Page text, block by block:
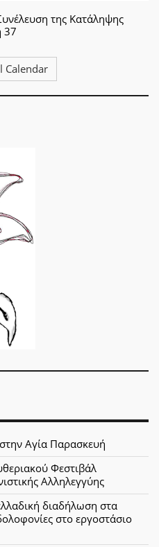
της Κατάληψης
37
Calendar
Αγία Παρασκευή
Φεστιβάλ
Αλληλεγγύης
διαδήλωση στα
στο εργοστάσιο